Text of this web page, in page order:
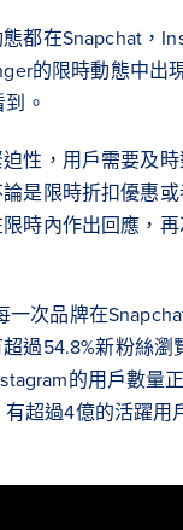
都在Snapchat，
的限時動態中出
。
性，用戶需要及
是限時折扣優惠
時內作出回應，
一次品牌在
過54.8%新粉絲瀏
的用戶數量
超過4億的活躍用